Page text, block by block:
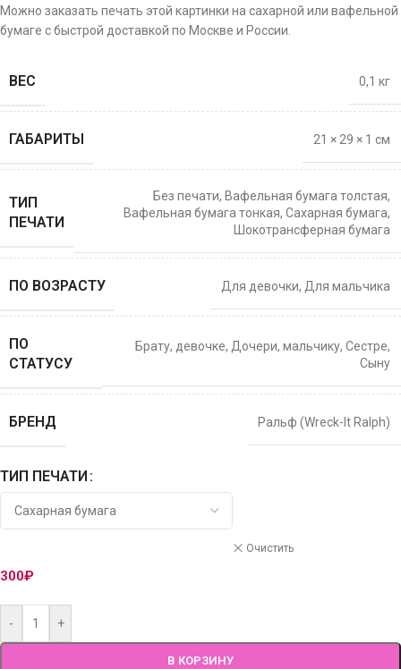
Можно заказать печать этой картинки на сахарной или вафельной
бумаге с быстрой доставкой по Москве и России.
ВЕС 0,1 кг
ГАБАРИТЫ 21 × 29 × 1 см
ТИП
ПЕЧАТИ
Без печати, Вафельная бумага толстая,
Вафельная бумага тонкая, Сахарная бумага,
Шокотрансферная бумага
ПО ВОЗРАСТУ Для девочки, Для мальчика
ПО
СТАТУСУ
Брату, девочке, Дочери, мальчику, Сестре,
Сыну
БРЕНД Ральф (Wreck-It Ralph)
ТИП ПЕЧАТИ
Очистить
300₽
- +
В КОРЗИНУ